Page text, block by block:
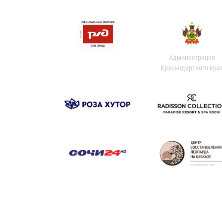
Администрация
Краснодарского